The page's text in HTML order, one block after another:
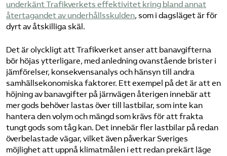
underkänt Trafikverkets effektivitet kring bland annat
återtagandet av underhållsskulden, som i dagsläget är för
dyrt av åtskilliga skäl.
Det är olyckligt att Trafikverket anser att banavgifterna
bör höjas ytterligare, med anledning ovanstående brister i
jämförelser, konsekvensanalys och hänsyn till andra
samhällsekonomiska faktorer. Ett exempel på det är att en
höjning av banavgifter på järnvägen återigen innebär att
mer gods behöver lastas över till lastbilar, som inte kan
hantera den volym och mängd som krävs för att frakta
tungt gods som tåg kan. Det innebär fler lastbilar på redan
överbelastade vägar, vilket även påverkar Sveriges
möjlighet att uppnå klimatmålen i ett redan prekärt läge